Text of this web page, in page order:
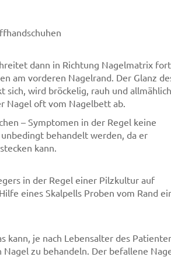
dann in Richtung Nagelmatrix
am vorderen Nagelrand. Der Glanz
wird bröckelig, rauh und allmählich
Nagel oft vom Nagelbett ab.
– Symptomen in der Regel keine
behandelt werden, da er
kann.
in der Regel einer Pilzkultur auf
eines Skalpells Proben vom Rand
kann, je nach Lebensalter des
zu behandeln. Der befallene